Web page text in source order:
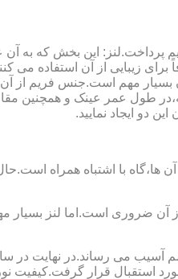
این بخش که به
زیبایی از آن استفاده
بسیار مهم است.جنس فریم
طول عمر عینک و همچنین
دو ایجاد نمایید.
ها،گاه با اشتباه همراه
آن ضروری است.اما لنز بسیار
قرار گرفت.کیفیت